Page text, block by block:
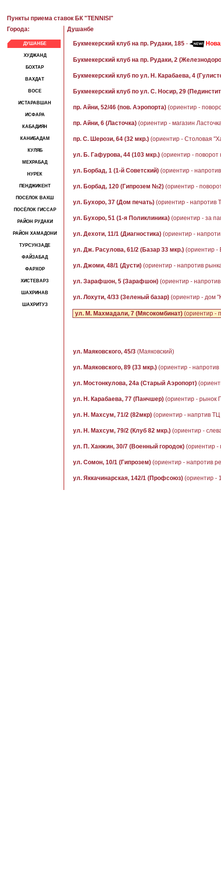
Пункты приема ставок БК "TENNISI"
Города:
ДУШАНБЕ
ХУДЖАНД
БОХТАР
ВАХДАТ
ВОСЕ
ИСТАРАВШАН
ИСФАРА
КАБАДИЯН
КАНИБАДАМ
КУЛЯБ
МЕХРАБАД
НУРЕК
ПЕНДЖИКЕНТ
ПОСЕЛОК ВАХШ
ПОСЁЛОК ГИССАР
РАЙОН РУДАКИ
РАЙОН ХАМАДОНИ
ТУРСУНЗАДЕ
ФАЙЗАБАД
ФАРХОР
ХИСТЕВАРЗ
ШАХРИНАВ
ШАХРИТУЗ
Душанбе
Букмекерский клуб на пр. Рудаки, 185 -
Букмекерский клуб на пр. Рудаки, 2
Букмекерский клуб по ул. Н. Карабаева, 4
Букмекерский клуб по ул. С. Носир, 29
пр. Айни, 52/46 (пов. Аэропорта) (ориентир -
пр. Айни, 6 (Ласточка) (ориентир - магазин
пр. С. Шерози, 64 (32 мкр.) (ориентир - Столовая
ул. Б. Гафурова, 44 (103 мкр.) (ориентир - поворот
ул. Борбад, 1 (1-й Советский) (ориентир -
ул. Борбад, 120 (Гипрозем №2) (ориентир -
ул. Бухоро, 37 (Дом печать) (ориентир - напротив
ул. Бухоро, 51 (1-я Поликлиника) (ориентир - за
ул. Дехоти, 11/1 (Диагностика) (ориентир -
ул. Дж. Расулова, 61/2 (Базар 33 мкр.) (ориентир -
ул. Джоми, 48/1 (Дусти) (ориентир - напротив
ул. Зарафшон, 5 (Зарафшон) (ориентир -
ул. Лохути, 4/33 (Зеленый базар) (ориентир - дом
ул. М. Махмадали, 7 (Мясокомбинат) (ориентир -
ул. Маяковского, 45/3 (Маяковский)
ул. Маяковского, 89 (33 мкр.) (ориентир - напротив
ул. Мостонкулова, 24а (Старый Аэропорт)
ул. Н. Карабаева, 77 (Панчшер) (ориентир - рынок
ул. Н. Махсум, 71/2 (82мкр) (ориентир - напртив ТЦ
ул. Н. Махсум, 79/2 (Клуб 82 мкр.) (ориентир -
ул. П. Ханжин, 30/7 (Военный городок) (ориентир -
ул. Сомон, 10/1 (Гипрозем) (ориентир - напротив
ул. Яккачинарская, 142/1 (Профсоюз) (ориентир -